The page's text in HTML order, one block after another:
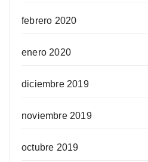
febrero 2020
enero 2020
diciembre 2019
noviembre 2019
octubre 2019